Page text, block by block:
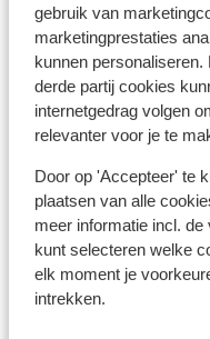
gebruik van
marketingprestaties
kunnen
derde partij cookies
internetgedrag volgen
relevanter voor je te
Door op 'Accepteer' te
plaatsen van alle
meer informatie incl.
kunt selecteren welke
elk moment je
intrekken.
Bekijk
Ligging